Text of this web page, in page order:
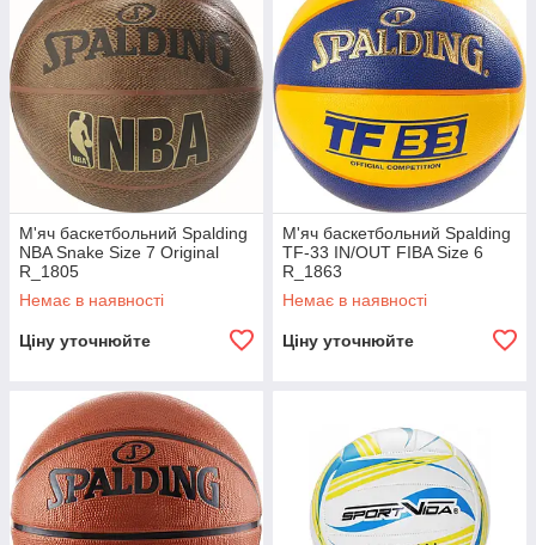
М'яч баскетбольний Spalding
NBA Snake Size 7 Original
R_1805
Немає в наявності
Ціну уточнюйте
М'яч баскетбольний Spalding
TF-33 IN/OUT FIBA Size 6
R_1863
Немає в наявності
Ціну уточнюйте